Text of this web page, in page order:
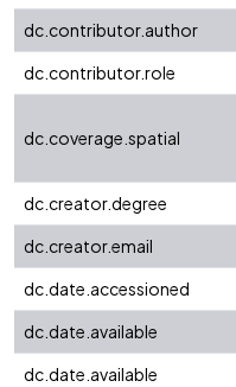
dc.contributor.author
dc.contributor.role
dc.coverage.spatial
dc.creator.degree
dc.creator.email
dc.date.accessioned
dc.date.available
dc.date.available